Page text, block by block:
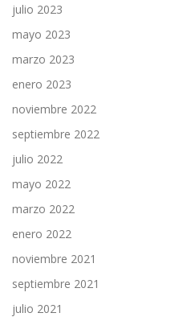
julio 2023
mayo 2023
marzo 2023
enero 2023
noviembre 2022
septiembre 2022
julio 2022
mayo 2022
marzo 2022
enero 2022
noviembre 2021
septiembre 2021
julio 2021